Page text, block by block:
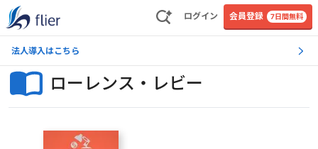
ログイン 会員登録 7日間無料
法人導入はこちら
ローレンス・レビー